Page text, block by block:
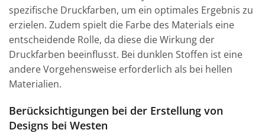
spezifische Druckfarben, um ein optimales Ergebnis zu
erzielen. Zudem spielt die Farbe des Materials eine
entscheidende Rolle, da diese die Wirkung der
Druckfarben beeinflusst. Bei dunklen Stoffen ist eine
andere Vorgehensweise erforderlich als bei hellen
Materialien.
Berücksichtigungen bei der Erstellung von
Designs bei Westen